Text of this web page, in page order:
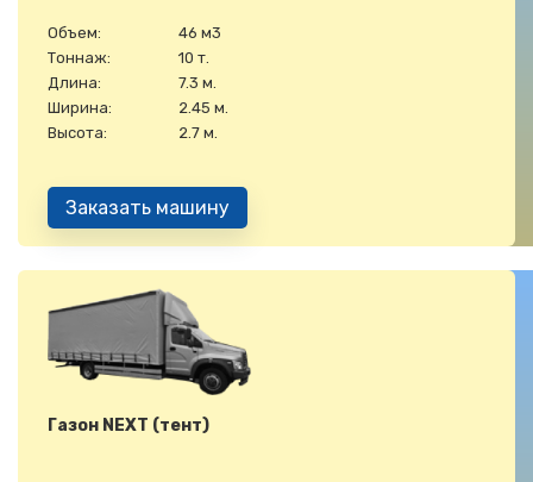
Объем:
46 м3
Тоннаж:
10 т.
Длина:
7.3 м.
Ширина:
2.45 м.
Высота:
2.7 м.
Заказать машину
Газон NEXT (тент)